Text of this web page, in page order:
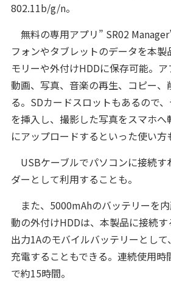
802.11b/g/n。
無料の専用アプリ” SR02
フォンやタブレットのデータを本製
モリーや外付けHDDに保存可能。
動画、写真、音楽の再生、コピー、
る。SDカードスロットもあるので
を挿入し、撮影した写真をスマホへ
にアップロードするといった使い方
USBケーブルでパソコンに接続す
ダーとして利用することも。
また、5000mAhのバッテリーを
動の外付けHDDは、本製品に接続す
出力1Aのモバイルバッテリーとし
充電することもできる。連続使用
で約15時間。